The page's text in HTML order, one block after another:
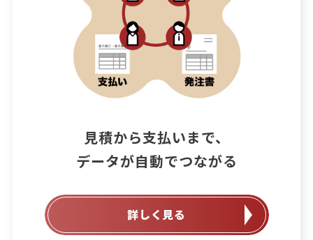
見積から支払いまで、
データが自動でつながる
詳しく見る